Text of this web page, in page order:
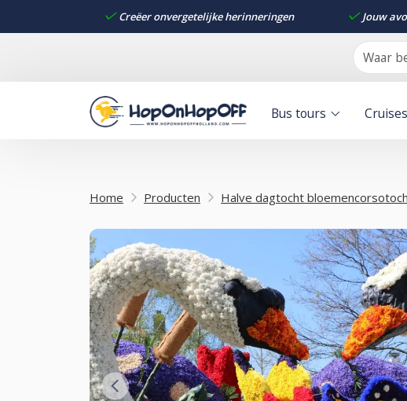
Creëer onvergetelijke herinneringen Jouw
Bus tours Cruises
Home Producten Halve dagtocht